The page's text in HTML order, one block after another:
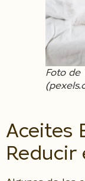
Foto de
Aceites
Reducir